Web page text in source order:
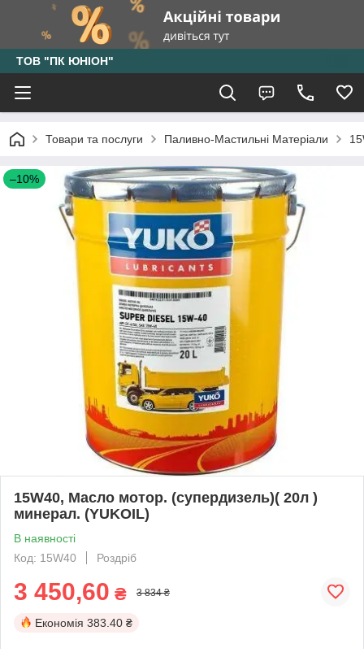
ТОВ "ПК ЮНІОН"
Товари та послуги Паливно-Мастильні Матеріали
–10%
15W40, Масло мотор. (супердизель)( 20л )
минерал. (YUKOIL)
В наявності
Код: 15W40
Роздріб
3 450,60 ₴ 3 834 ₴
Економія 383.40 ₴